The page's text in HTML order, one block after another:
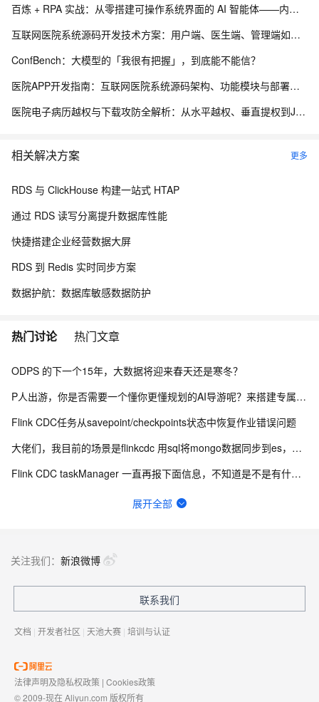
百炼 + RPA 实战：从零搭建可操作系统界面的 AI 智能体——内网离线部署与 EXE 打包分发完整方案
互联网医院系统源码开发技术方案：用户端、医生端、管理端如何实现三端协同？
ConfBench：大模型的「我很有把握」，到底能不能信？
医院APP开发指南：互联网医院系统源码架构、功能模块与部署流程解析
医院电子病历越权与下载攻防全解析：从水平越权、垂直提权到JWT防线与目录穿越
相关解决方案 更多
RDS 与 ClickHouse 构建一站式 HTAP
通过 RDS 读写分离提升数据库性能
快捷搭建企业经营数据大屏
RDS 到 Redis 实时同步方案
数据护航：数据库敏感数据防护
热门讨论 热门文章
ODPS 的下一个15年，大数据将迎来春天还是寒冬？
P人出游，你是否需要一个懂你更懂规划的AI导游呢？来搭建专属文旅问答机器人吧
Flink CDC任务从savepoint/checkpoints状态中恢复作业错误问题
大佬们，我目前的场景是flinkcdc 用sql将mongo数据同步到es，有人做过这样的场景吗？
Flink CDC taskManager 一直再报下面信息，不知道是不是有什么问题？
Flink CDC中有人使用clickhouse sink吗？
在海量用户中，将如何快速定位到目标人群进行个性化营销？
展开全部
关注我们： 新浪微博
联系我们
文档 | 开发者社区 | 天池大赛 | 培训与认证
法律声明及隐私权政策 | Cookies政策
© 2009-现在 Aliyun.com 版权所有